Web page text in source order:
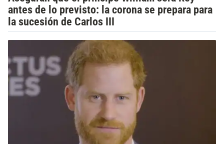
antes de lo previsto: la corona se prepara para
la sucesión de Carlos III